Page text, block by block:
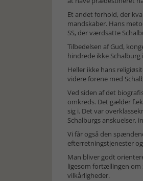
Et andet forhold, der
mandskaber. Hans
SS, der værdsatte
Tilbedelsen af Gud,
hindrede ikke
Heller ikke hans
videre forene med
Ved siden af det
omkreds. Det gælder
sig i. Det var
Schalburgs anskuelser,
Vi får også den
efterretningstjenester
Man bliver godt
ligesom fortællingen om
vilkårligheder.